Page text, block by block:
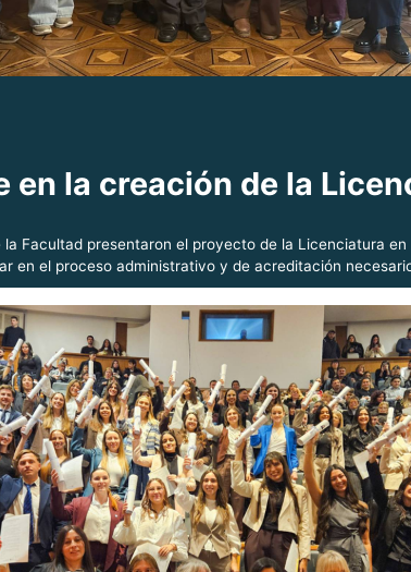
en la creación de la
la Facultad presentaron el proyecto de la Licenciatura
en el proceso administrativo y de acreditación